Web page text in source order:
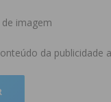
de imagem
da publicidade